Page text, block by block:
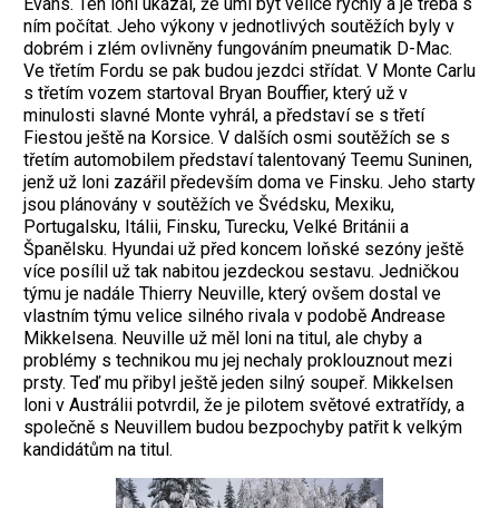
ním počítat. Jeho výkony v jednotlivých soutěžích byly v
dobrém i zlém ovlivněny fungováním pneumatik D-Mac.
Ve třetím Fordu se pak budou jezdci střídat. V Monte Carlu
s třetím vozem startoval Bryan Bouffier, který už v
minulosti slavné Monte vyhrál, a představí se s třetí
Fiestou ještě na Korsice. V dalších osmi soutěžích se s
třetím automobilem představí talentovaný Teemu Suninen,
jenž už loni zazářil především doma ve Finsku. Jeho starty
jsou plánovány v soutěžích ve Švédsku, Mexiku,
Portugalsku, Itálii, Finsku, Turecku, Velké Británii a
Španělsku. Hyundai už před koncem loňské sezóny ještě
více posílil už tak nabitou jezdeckou sestavu. Jedničkou
týmu je nadále Thierry Neuville, který ovšem dostal ve
vlastním týmu velice silného rivala v podobě Andrease
Mikkelsena. Neuville už měl loni na titul, ale chyby a
problémy s technikou mu jej nechaly proklouznout mezi
prsty. Teď mu přibyl ještě jeden silný soupeř. Mikkelsen
loni v Austrálii potvrdil, že je pilotem světové extratřídy, a
společně s Neuvillem budou bezpochyby patřit k velkým
kandidátům na titul.